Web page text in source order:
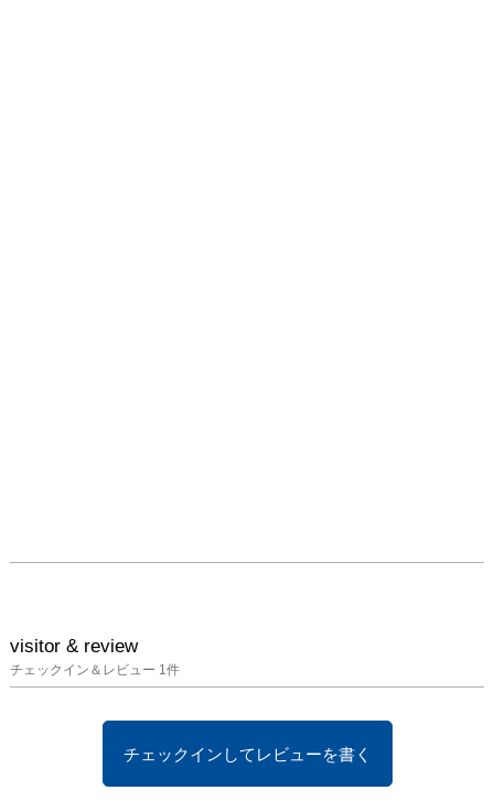
画化（監督：石井裕
也）。『愛の縫い目はこ
こ』（リトルモア、2017
年）により詩集三部作が
は『WebDesigning』誌
とのコラボレーションに
visitor & review
チェックイン＆レビュー 1件
チェックインしてレビューを書く